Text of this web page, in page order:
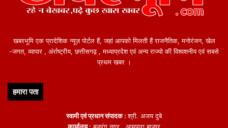
खबरभूमि एक प्रादेशिक न्यूज़ पोर्टल हैं, जहां आपको मिलती हैं राजनैतिक, मनोरंजन, खेल
-जगत, व्यापार , अंर्राष्ट्रीय, छत्तीसगढ़ , मध्याप्रदेश एवं अन्य राज्यो की विश्वशनीय एवं सबसे
प्रथम खबर ।
हमारा पता
स्वामी एवं प्रधान संपादक :श्री. अजय दुबे